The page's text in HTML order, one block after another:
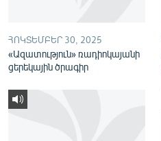
ՀՈԿՏԵՄԲԵՐ 30, 2025
«Ազատություն» ռադիոկայանի
ցերեկային ծրագիր